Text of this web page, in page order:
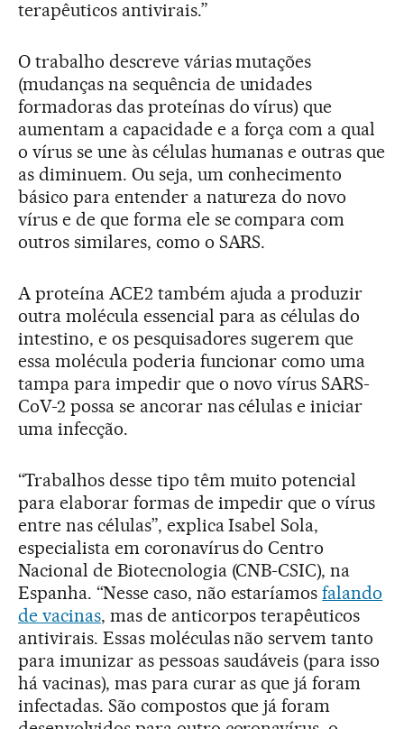
terapêuticos antivirais.”
O trabalho descreve várias mutações
(mudanças na sequência de unidades
formadoras das proteínas do vírus) que
aumentam a capacidade e a força com a qual
o vírus se une às células humanas e outras que
as diminuem. Ou seja, um conhecimento
básico para entender a natureza do novo
vírus e de que forma ele se compara com
outros similares, como o SARS.
A proteína ACE2 também ajuda a produzir
outra molécula essencial para as células do
intestino, e os pesquisadores sugerem que
essa molécula poderia funcionar como uma
tampa para impedir que o novo vírus SARS-
CoV-2 possa se ancorar nas células e iniciar
uma infecção.
“Trabalhos desse tipo têm muito potencial
para elaborar formas de impedir que o vírus
entre nas células”, explica Isabel Sola,
especialista em coronavírus do Centro
Nacional de Biotecnologia (CNB-CSIC), na
Espanha. “Nesse caso, não estaríamosfalando
de vacinas, mas de anticorpos terapêuticos
antivirais. Essas moléculas não servem tanto
para imunizar as pessoas saudáveis (para isso
há vacinas), mas para curar as que já foram
infectadas. São compostos que já foram